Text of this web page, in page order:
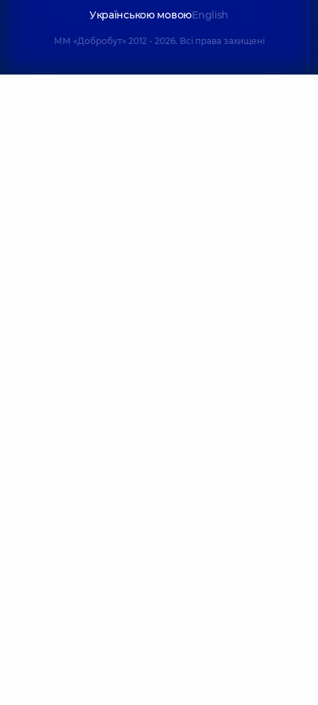
Українською мовоюEnglish
ММ «Добробут» 2012 - 2026. Всі права захищені